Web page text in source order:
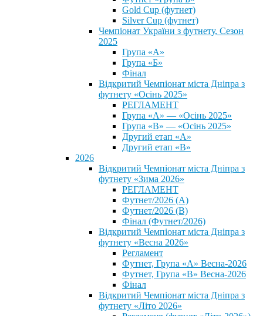
Gold Cup (футнет)
Silver Cup (футнет)
Чемпіонат України з футнету, Сезон
2025
Група «А»
Група «Б»
Фінал
Відкритий Чемпіонат міста Дніпра з
футнету «Осінь 2025»
РЕГЛАМЕНТ
Група «А» — «Осінь 2025»
Група «В» — «Осінь 2025»
Другий етап «А»
Другий етап «В»
2026
Відкритий Чемпіонат міста Дніпра з
футнету «Зима 2026»
РЕГЛАМЕНТ
Футнет/2026 (А)
Футнет/2026 (В)
Фінал (Футнет/2026)
Відкритий Чемпіонат міста Дніпра з
футнету «Весна 2026»
Регламент
Футнет, Група «А» Весна-2026
Футнет, Група «В» Весна-2026
Фінал
Відкритий Чемпіонат міста Дніпра з
футнету «Літо 2026»